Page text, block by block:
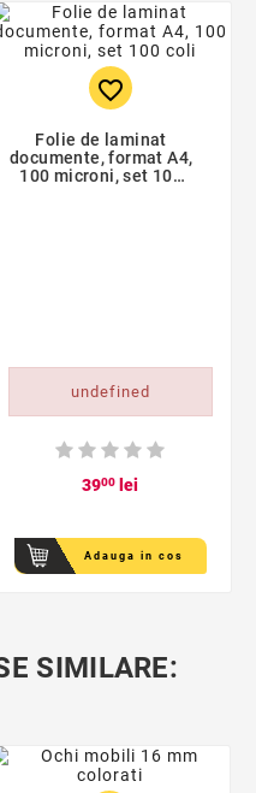
favorite_border
Folie de laminat
documente, format A4,
100 microni, set 100
undefined
3900 lei
Adauga in cos
SIMILARE: